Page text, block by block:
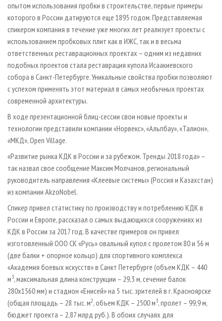
опытом использования пробки в строительстве, первые примеры
которого в России датируются еще 1895 годом. Представляемая
спикером компания в течение уже многих лет реализует проекты с
использованием пробковых плит как в ИЖС, так и в весьма
ответственных реставрационных проектах – одним из недавних
подобных проектов стала реставрация купола Исаакиевского
собора в Санкт-Петербурге. Уникальные свойства пробки позволяют
с успехом применять этот материал в самых необычных проектах
современной архитектуры.
В ходе презентационной блиц-сессии свои новые проекты и
технологии представили компании «Норвекс», «Альпбау», «Талион»,
«МКД», Open Village.
«Развитие рынка КДК в России и за рубежом. Тренды 2018 года» –
так назвал свое сообщение Максим Молчанов, региональный
руководитель направления «Клеевые системы» (Россия и Казахстан)
из компании AkzoNobel.
Спикер привел статистику по производству и потреблению КДК в
России и Европе, рассказал о самых выдающихся сооружениях из
КДК в России за 2017 год. В качестве примеров он привел
изготовленный ООО СК «Русь» овальный купол с пролетом 80 и 56 м
(две балки + опорное кольцо) для спортивного комплекса
«Академия боевых искусств» в Санкт Петербурге (объем КДК – 440
м3, максимальная длина конструкции – 29,3 м, сечение балок
280х1560 мм) и стадион «Енисей» на 5 тыс. зрителей в г. Красноярске
(общая площадь – 28 тыс. м2, объем КДК – 2500 м3, пролет – 99,9 м,
бюджет проекта – 2,87 млрд руб.). В обоих случаях для